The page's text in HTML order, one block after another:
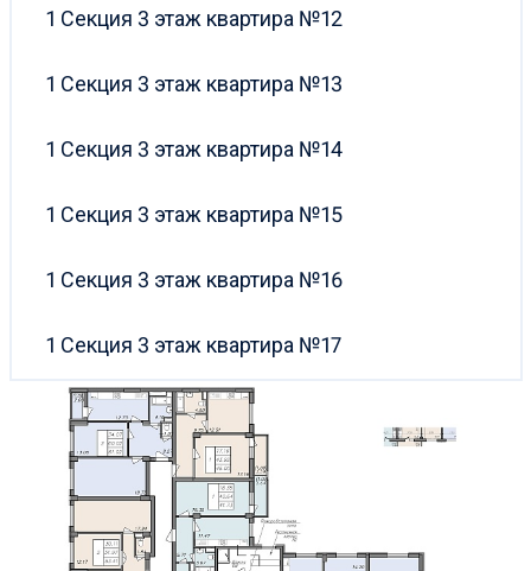
1 Секция 3 этаж квартира №12
1 Секция 3 этаж квартира №13
1 Секция 3 этаж квартира №14
1 Секция 3 этаж квартира №15
1 Секция 3 этаж квартира №16
1 Секция 3 этаж квартира №17